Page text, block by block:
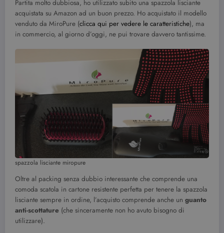
Partita molto dubbiosa, ho utilizzato subito una spazzola lisciante
acquistata su Amazon ad un buon prezzo. Ho acquistato il modello
venduto da MiroPure (clicca qui per vedere le caratteristiche), ma
in commercio, al giorno d’oggi, ne pui trovare davvero tantissime.
spazzola lisciante miropure
Oltre al packing senza dubbio interessante che comprende una
comoda scatola in cartone resistente perfetta per tenere la spazzola
lisciante sempre in ordine, l’acquisto comprende anche un guanto
anti-scottature (che sinceramente non ho avuto bisogno di
utilizzare).